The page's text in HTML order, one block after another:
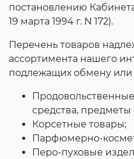
постановлению
19 марта 1994 г. N 172).
Перечень товаров
ассортимента нашего
подлежащих обмену или
средства,
Корсетные товары;
Парфюмерно-
Перо-пуховые